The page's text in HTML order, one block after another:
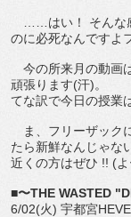
……はい！ そんな
のに必死なんですよ
今の所来月の動画
頑張ります(汗)。
てな訳で今日の授業
ま、フリーザック
たら新鮮なんじゃな
近くの方はぜひ !! (
■〜THE WASTED
6/02(火) 宇都宮